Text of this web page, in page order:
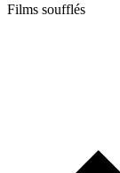
Films soufflés